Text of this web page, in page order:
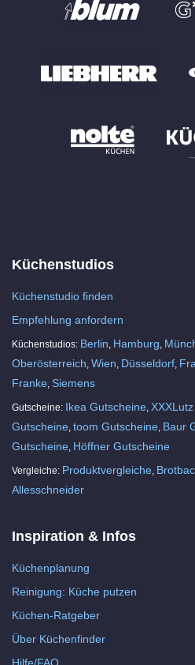
Küchenstudios
Küchenstudio finden
Empfehlung anfordern
Küchenstudios: Berlin Hamburg
Oberösterreich Wien Düsseldorf
Franke Siemens
Gutscheine: Ikea Gutscheine
Gutscheine toom Gutscheine Baur
Gutscheine Höffner Gutscheine
Vergleiche: Produktvergleiche
Allesschneider
Inspiration & Infos
Küchenplanung
Reinigung: Küche putzen
Küchen-Ratgeber
Über Küchenfinder